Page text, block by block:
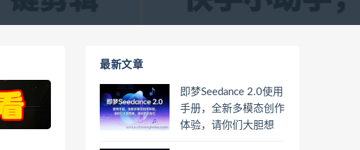
最新文章
即梦Seedance 2.0使用
手册，全新多模态创作
体验，请你们大胆想